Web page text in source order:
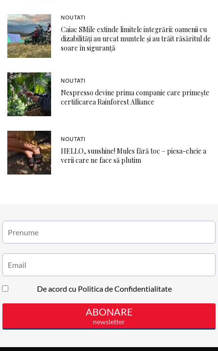
NOUTATI
Caiac SMile extinde limitele integrării: oamenii cu
dizabilități au urcat muntele și au trăit răsăritul de
soare în siguranță
NOUTATI
Nespresso devine prima companie care primește
certificarea Rainforest Alliance
NOUTATI
HELLO, sunshine! Mules fără toc – piesa-cheie a
verii care ne face să plutim